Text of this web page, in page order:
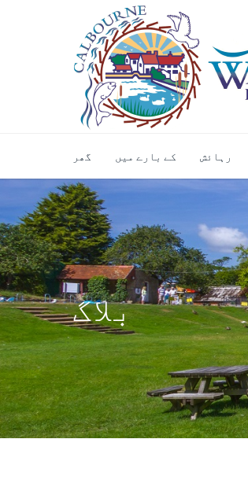
گھر کے بارے میں رہائش
بلاگ